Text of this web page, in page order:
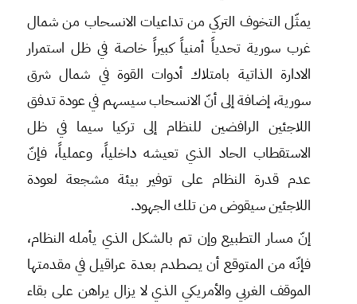
يمثّل التخوف التركي من تداعيات الانسحاب من شمال
غرب سورية تحدياً أمنياً كبيراً خاصة في ظل استمرار
الادارة الذاتية بامتلاك أدوات القوة في شمال شرق
سورية، إضافة إلى أنّ الانسحاب سيسهم في عودة تدفق
اللاجئين الرافضين للنظام إلى تركيا سيما في ظل
الاستقطاب الحاد الذي تعيشه داخلياً، وعملياً، فإنّ
عدم قدرة النظام على توفير بيئة مشجعة لعودة
اللاجئين سيقوض من تلك الجهود.
إنّ مسار التطبيع وإن تم بالشكل الذي يأمله النظام،
فإنّه من المتوقع أن يصطدم بعدة عراقيل في مقدمتها
الموقف الغربي والأمريكي الذي لا يزال يراهن على بقاء